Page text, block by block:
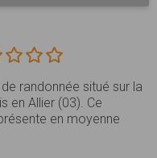
randonnée situé sur la
en Allier (03). Ce
en moyenne